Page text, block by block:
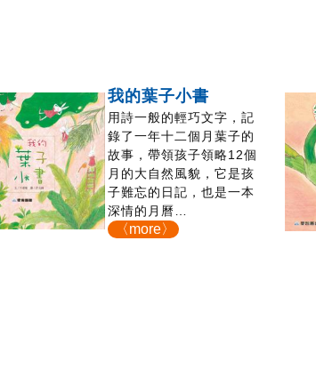
我的葉子小書
用詩一般的輕巧文字，記
錄了一年十二個月葉子的
故事，帶領孩子領略12個
月的大自然風貌，它是孩
子難忘的日記，也是一本
深情的月曆…
〈more〉